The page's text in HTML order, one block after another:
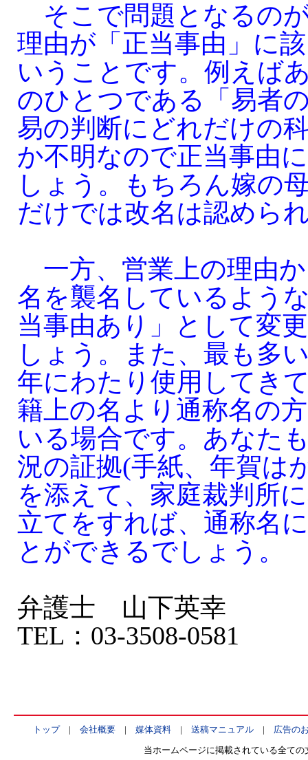
そこで問題となるの
理由が「正当事由」に
いうことです。例えば
のひとつである「易者
易の判断にどれだけの
か不明なので正当事由
しょう。もちろん嫁の
だけでは改名は認めら
一方、営業上の理由
名を襲名しているよう
当事由あり」として変
しょう。また、最も多
年にわたり使用してき
籍上の名より通称名の
いる場合です。あなた
況の証拠(手紙、年賀は
を添えて、家庭裁判所
立てをすれば、通称名
とができるでしょう。
弁護士 山下英幸
TEL：03-3508-0581
トップ| 会社概要| 媒体資料| 送稿マニュアル| 広告の
当ホームページに掲載されている全て